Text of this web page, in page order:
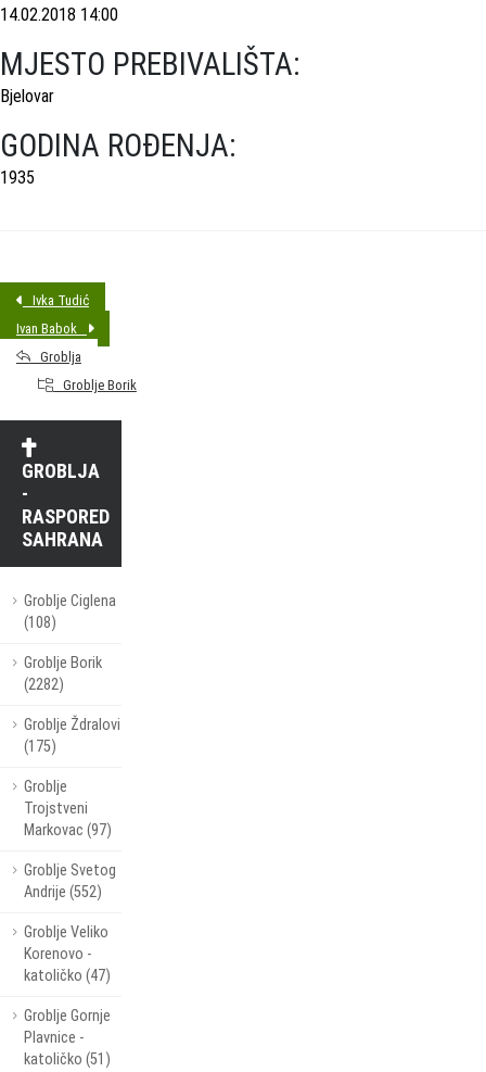
14.02.2018 14:00
MJESTO PREBIVALIŠTA:
Bjelovar
GODINA ROĐENJA:
1935
Ivka Tudić
Ivan Babok
Groblja
Groblje Borik
GROBLJA
-
RASPORED
SAHRANA
Groblje Ciglena
(108)
Groblje Borik
(2282)
Groblje Ždralovi
(175)
Groblje
Trojstveni
Markovac (97)
Groblje Svetog
Andrije (552)
Groblje Veliko
Korenovo -
katoličko (47)
Groblje Gornje
Plavnice -
katoličko (51)